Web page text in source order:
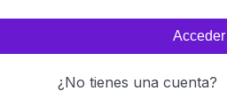
Acceder
¿No tienes una cuenta?